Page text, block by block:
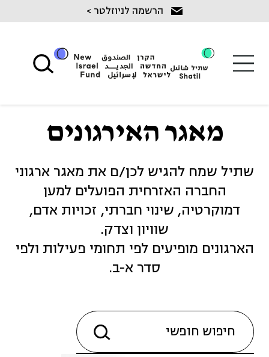
content
הרשמה לניוזלטר >
מאגר האירגונים
שתיל שמח להגיש לכן/ם את מאגר ארגוני
החברה האזרחית הפועלים למען
דמוקרטיה, שינוי חברתי, זכויות אדם,
שוויון וצדק.
הארגונים מופיעים לפי תחומי פעילות ולפי
סדר א-ב.